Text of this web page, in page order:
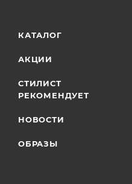
КАТАЛОГ
АКЦИИ
СТИЛИСТ
РЕКОМЕНДУЕТ
НОВОСТИ
ОБРАЗЫ